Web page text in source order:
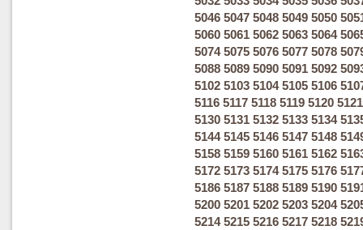
5046 5047 5048 5049 5050
5060 5061 5062 5063 5064
5074 5075 5076 5077 5078
5088 5089 5090 5091 5092
5102 5103 5104 5105 5106
5116 5117 5118 5119 5120 5121
5130 5131 5132 5133 5134
5144 5145 5146 5147 5148
5158 5159 5160 5161 5162
5172 5173 5174 5175 5176
5186 5187 5188 5189 5190
5200 5201 5202 5203 5204
5214 5215 5216 5217 5218